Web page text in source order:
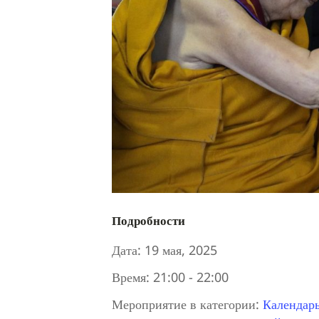
Подробности
Дата: 19 мая, 2025
Время: 21:00 - 22:00
Мероприятие в категории: